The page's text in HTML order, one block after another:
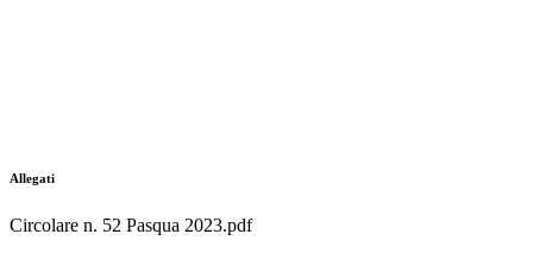
Allegati
Circolare n. 52 Pasqua 2023.pdf